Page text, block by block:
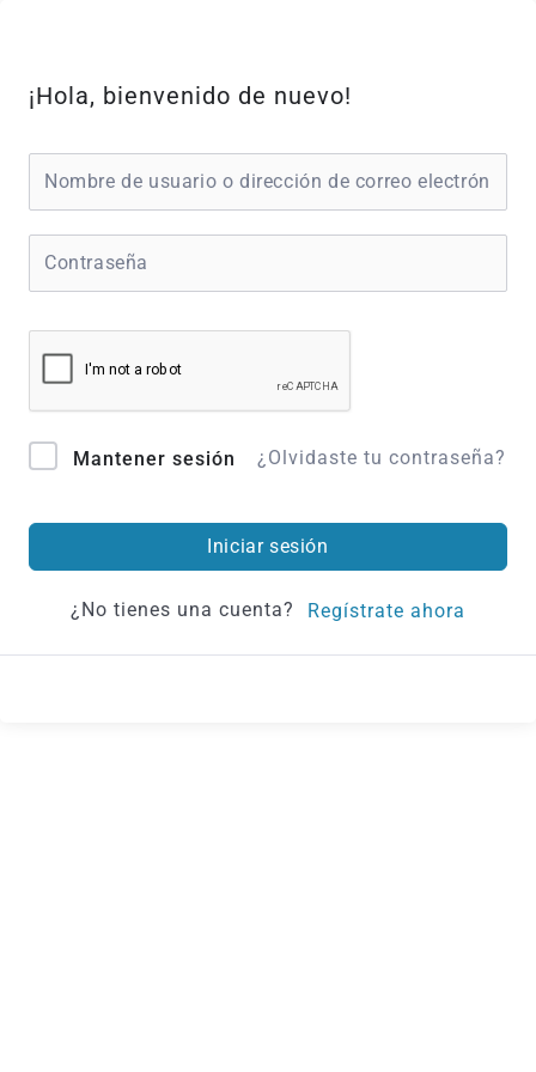
contenido
¡Hola, bienvenido de nuevo!
Mantener sesión ¿Olvidaste tu contraseña?
Iniciar sesión
¿No tienes una cuenta? Regístrate ahora